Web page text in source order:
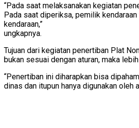
“Pada saat melaksanakan kegiatan
Pada saat diperiksa, pemilik
kendaraan,”
ungkapnya.
Tujuan dari kegiatan penertiban Plat
bukan sesuai dengan aturan, maka
“Penertiban ini diharapkan bisa
dinas dan itupun hanya digunakan